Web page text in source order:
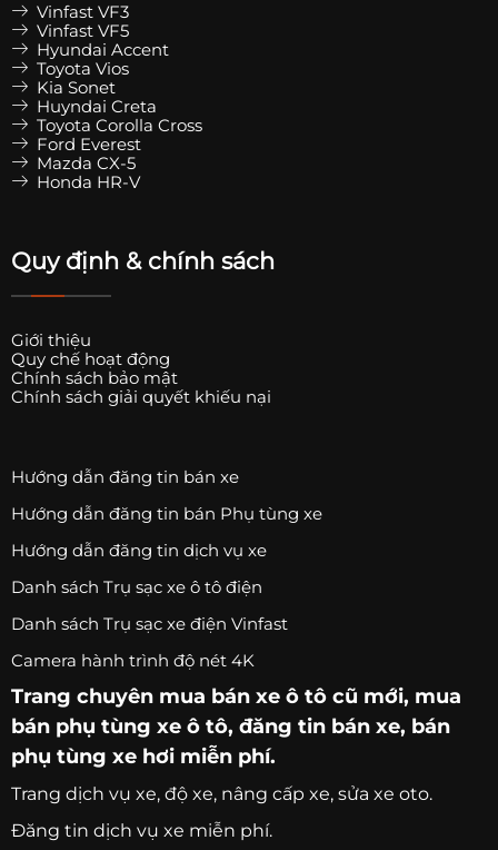
Vinfast VF3
Vinfast VF5
Hyundai Accent
Toyota Vios
Kia Sonet
Huyndai Creta
Toyota Corolla Cross
Ford Everest
Mazda CX-5
Honda HR-V
Quy định & chính sách
Giới thiệu
Quy chế hoạt động
Chính sách bảo mật
Chính sách giải quyết khiếu nại
Hướng dẫn đăng tin bán xe
Hướng dẫn đăng tin bán Phụ tùng xe
Hướng dẫn đăng tin dịch vụ xe
Danh sách Trụ sạc xe ô tô điện
Danh sách Trụ sạc xe điện Vinfast
Camera hành trình độ nét 4K
Trang chuyên mua bán xe ô tô cũ mới, mua
bán phụ tùng xe ô tô, đăng tin bán xe, bán
phụ tùng xe hơi miễn phí.
Trang dịch vụ xe, độ xe, nâng cấp xe, sửa xe oto.
Đăng tin dịch vụ xe miễn phí.